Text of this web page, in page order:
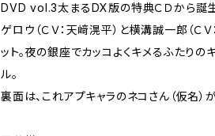
DVD vol.3太まるDX版の特典ＣＤから誕生
ゲロウ（ＣＶ：天﨑滉平）と横溝誠一郎（Ｃ
ット。夜の銀座でカッコよくキメるふたりの
ル。
裏面は、これアプキャラのネコさん（仮名）